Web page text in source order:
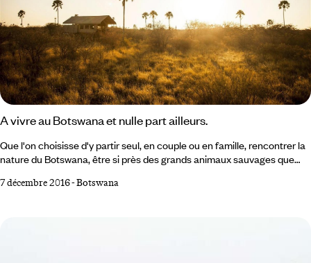
A vivre au Botswana et nulle part ailleurs.
Que l'on choisisse d'y partir seul, en couple ou en famille, rencontrer la
nature du Botswana, être si près des grands animaux sauvages que
bonheur de redevenir enfant. Nos conseillers vous suggèrent 5
7 décembre 2016-Botswana